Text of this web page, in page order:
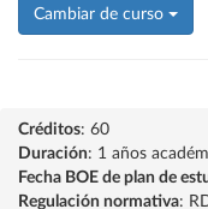
Cambiar de curso
Créditos: 60
Duración: 1 años
Fecha BOE de plan de
Regulación normativa: